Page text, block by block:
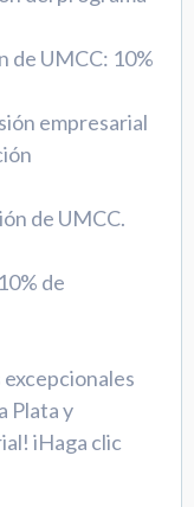
de UMCC: 10%
empresarial
de UMCC.
10% de
Plata y
iHaga clic